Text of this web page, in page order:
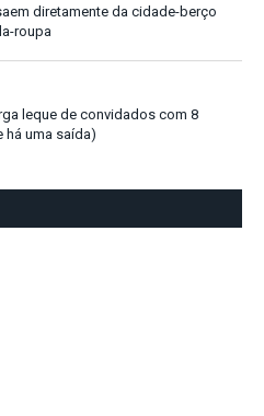
diretamente da cidade-berço
roupa
leque de convidados com 8
há uma saída)